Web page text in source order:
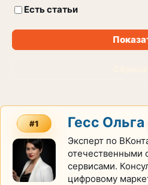
Есть статьи
#1 Гесс Ольга
Эксперт по
отечественными
сервисами.
цифровому